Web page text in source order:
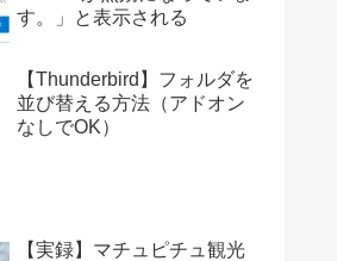
す。」と表示される
【Thunderbird】フォルダを
並び替える方法（アドオン
なしでOK）
【実録】マチュピチュ観光